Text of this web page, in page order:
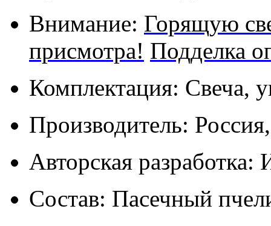
Внимание: Горящую
присмотра! Подделка
Комплектация: Свеча,
Производитель:
Авторская
Состав: Пасечный